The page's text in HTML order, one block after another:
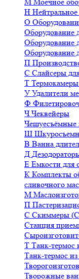
Н
О
Оборудование
Оборудование
Оборудование
П
С Слайсеры
Т
У Удалители
Ф
ЧЧеквейеры
Ш
В Ванна
Д
Е Емкости для
К Комплекты
сливочного
М
П
С Скиммеры
Станция
Т Танк-термос
Танк-термос
Творожные